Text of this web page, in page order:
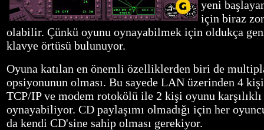
yeni
için biraz zor
olabilir. Çünkü oyunu oynayabilmek için oldukça
klavye örtüsü bulunuyor.
Oyuna katılan en önemli özelliklerden biri de
opsiyonunun olması. Bu sayede LAN üzerinden 4
TCP/IP ve modem rotokölü ile 2 kişi oyunu karşılıklı
oynayabiliyor. CD paylaşımı olmadığı için her
da kendi CD'sine sahip olması gerekiyor.